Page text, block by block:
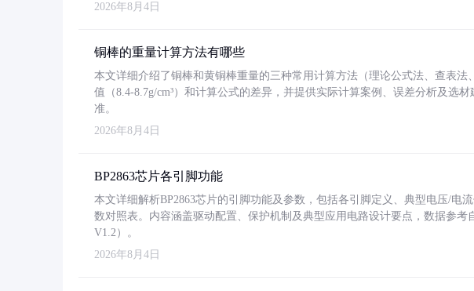
2026年8月4日
铜棒的重量计算方法有哪些
本文详细介绍了铜棒和黄铜棒重量的三种常用计算方法（理论公式法、查表法
值（8.4-8.7g/cm³）和计算公式的差异，并提供实际计算案例、误差分析及选
准。
2026年8月4日
BP2863芯片各引脚功能
本文详细解析BP2863芯片的引脚功能及参数，包括各引脚定义、典型电压/电
数对照表。内容涵盖驱动配置、保护机制及典型应用电路设计要点，数据参考
V1.2）。
2026年8月4日